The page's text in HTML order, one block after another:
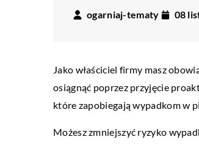
ogarniaj-tematy 08
Jako właściciel firmy masz
osiągnąć poprzez przyjęcie
które zapobiegają wypadkom w
Możesz zmniejszyć ryzyko
17 lutego 2021
Jak szybko skompletować firmową
pojazdów?